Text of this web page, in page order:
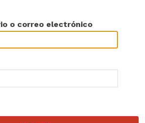
o correo electrónico